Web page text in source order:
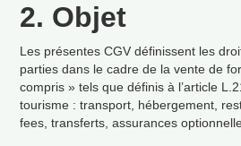
2. Objet
Les présentes CGV définissent les
parties dans le cadre de la vente de
compris » tels que définisà l’article
tourisme : transport, hébergement,
fees, transferts, assurances